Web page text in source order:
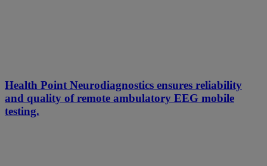
Health Point Neurodiagnostics ensures reliability
and quality of remote ambulatory EEG mobile
testing.